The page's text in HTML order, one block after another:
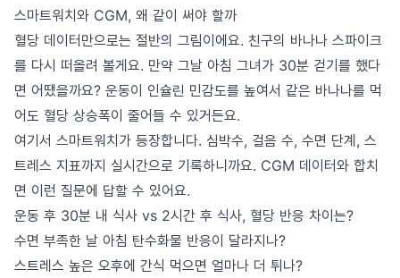
스마트워치와 CGM, 왜 같이 써야 할까
혈당 데이터만으로는 절반의 그림이에요. 친구의 바나나 스파이크
를 다시 떠올려 볼게요. 만약 그날 아침 그녀가 30분 걷기를 했다
면 어땠을까요? 운동이 인슐린 민감도를 높여서 같은 바나나를 먹
어도 혈당 상승폭이 줄어들 수 있거든요.
여기서 스마트워치가 등장합니다. 심박수, 걸음 수, 수면 단계, 스
트레스 지표까지 실시간으로 기록하니까요. CGM 데이터와 합치
면 이런 질문에 답할 수 있어요.
운동 후 30분 내 식사 vs 2시간 후 식사, 혈당 반응 차이는?
수면 부족한 날 아침 탄수화물 반응이 달라지나?
스트레스 높은 오후에 간식 먹으면 얼마나 더 튀나?